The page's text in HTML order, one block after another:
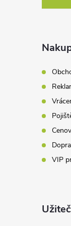
í
r
v
k
y
v
ý
s
VIP